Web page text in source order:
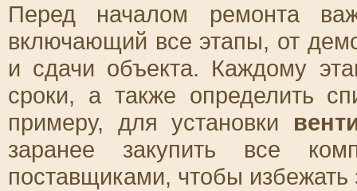
Перед началом ремонта
включающий все этапы, от
и сдачи объекта. Каждому
сроки, а также определить
примеру, для установки
заранее закупить все
поставщиками, чтобы избежать